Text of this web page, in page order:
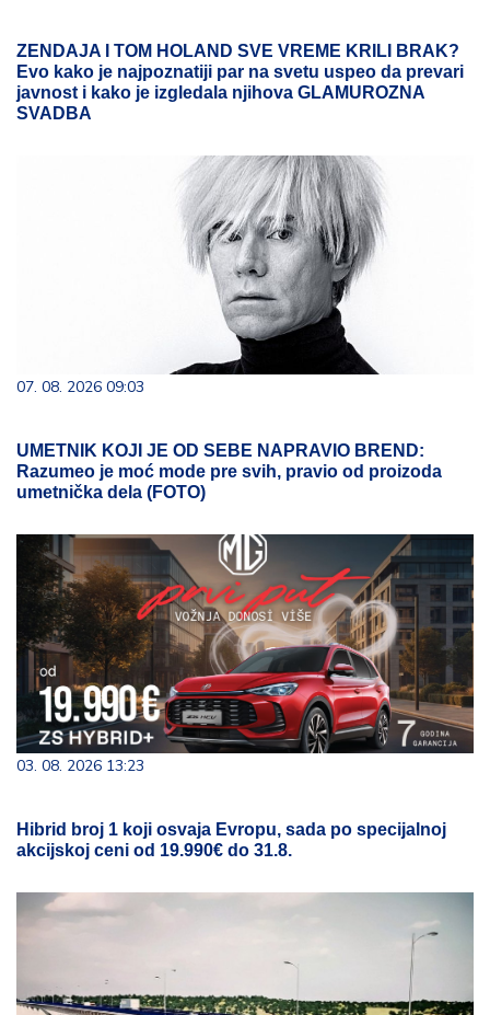
ZENDAJA I TOM HOLAND SVE VREME KRILI BRAK?
Evo kako je najpoznatiji par na svetu uspeo da prevari
javnost i kako je izgledala njihova GLAMUROZNA
SVADBA
07. 08. 2026 09:03
UMETNIK KOJI JE OD SEBE NAPRAVIO BREND:
Razumeo je moć mode pre svih, pravio od proizoda
umetnička dela (FOTO)
03. 08. 2026 13:23
Hibrid broj 1 koji osvaja Evropu, sada po specijalnoj
akcijskoj ceni od 19.990€ do 31.8.